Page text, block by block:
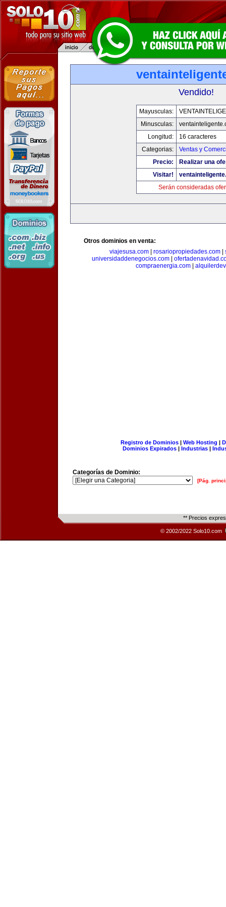
Vendido!
Mayusculas:
Minusculas:
Longitud:
16 caracteres
Categorias:
Ventas y
Precio:
Realizar una
Visitar!
Serán consideradas
Otros dominios en venta:
viajesusa.com| rosariopropiedades.com|
universidaddenegocios.com
compraenergia.com|
Registro de Dominios| Web Hosting |
Dominios Expirados | Industrias |
Categorías de Dominio:
[Pág.
** Precios
© 2002/2022 Solo10.com